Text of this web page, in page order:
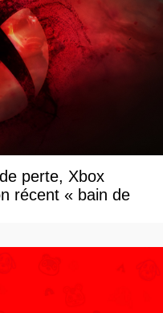
perte, Xbox
récent « bain de